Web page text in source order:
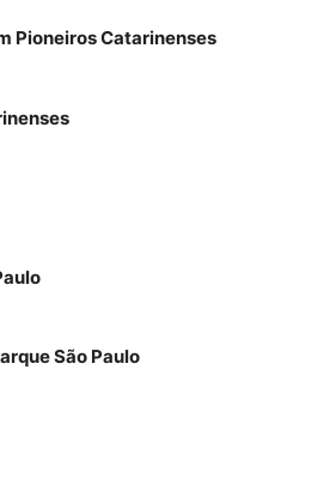
Pioneiros Catarinenses
São Paulo